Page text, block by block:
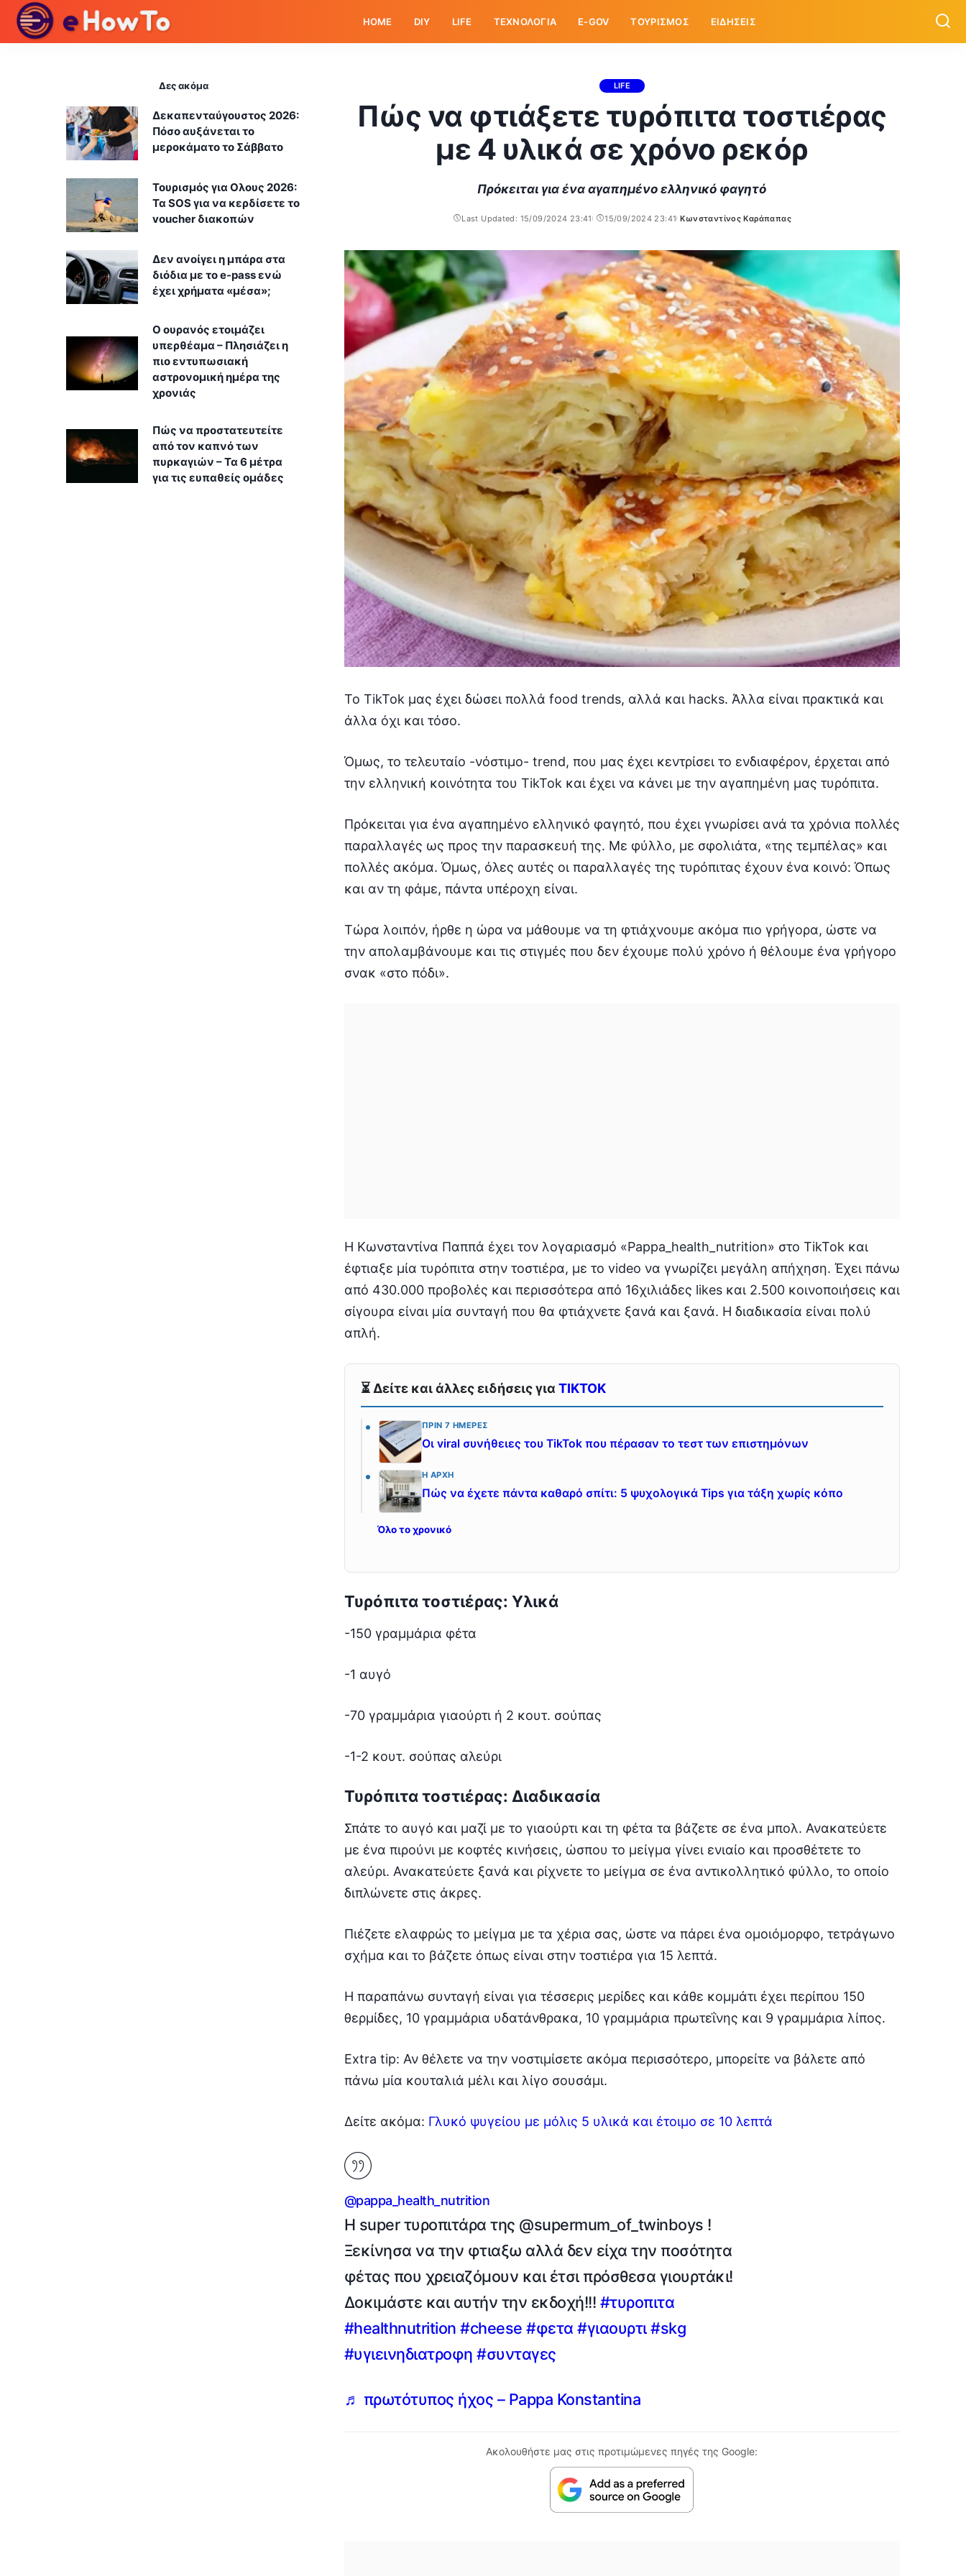
HOME DIY LIFE ΤΕΧΝΟΛΟΓΙΑ E-GOV ΤΟΥΡΙΣΜΟΣ ΕΙΔΗΣΕΙΣ
LIFE
Πώς να φτιάξετε τυρόπιτα τοστιέρας
με 4 υλικά σε χρόνο ρεκόρ
Πρόκειται για ένα αγαπημένο ελληνικό φαγητό
Last Updated: 15/09/2024 23:41 15/09/2024 23:41
Posted
Κωνσταντίνος Καράπαπας
Το TikTok μας έχει δώσει πολλά food trends, αλλά και hacks. Άλλα είναι πρακτικά και
άλλα όχι και τόσο.
Όμως, το τελευταίο -νόστιμο- trend, που μας έχει κεντρίσει το ενδιαφέρον, έρχεται από
την ελληνική κοινότητα του TikTok και έχει να κάνει με την αγαπημένη μας τυρόπιτα.
Πρόκειται για ένα αγαπημένο ελληνικό φαγητό, που έχει γνωρίσει ανά τα χρόνια πολλές
παραλλαγές ως προς την παρασκευή της. Με φύλλο, με σφολιάτα, «της τεμπέλας» και
πολλές ακόμα. Όμως, όλες αυτές οι παραλλαγές της τυρόπιτας έχουν ένα κοινό: Όπως
και αν τη φάμε, πάντα υπέροχη είναι.
Τώρα λοιπόν, ήρθε η ώρα να μάθουμε να τη φτιάχνουμε ακόμα πιο γρήγορα, ώστε να
την απολαμβάνουμε και τις στιγμές που δεν έχουμε πολύ χρόνο ή θέλουμε ένα γρήγορο
σνακ «στο πόδι».
Η Κωνσταντίνα Παππά έχει τον λογαριασμό «Pappa_health_nutrition» στο TikTok και
έφτιαξε μία τυρόπιτα στην τοστιέρα, με το video να γνωρίζει μεγάλη απήχηση. Έχει πάνω
από 430.000 προβολές και περισσότερα από 16χιλιάδες likes και 2.500 κοινοποιήσεις και
σίγουρα είναι μία συνταγή που θα φτιάχνετε ξανά και ξανά. Η διαδικασία είναι πολύ
απλή.
⏳ Δείτε και άλλες ειδήσεις γιαTIKTOK
ΠΡΙΝ 7 ΗΜΈΡΕΣ
Οι viral συνήθειες του TikTok που πέρασαν το τεστ των επιστημόνων
Η ΑΡΧΉ
Πώς να έχετε πάντα καθαρό σπίτι: 5 ψυχολογικά Tips για τάξη χωρίς κόπο
Όλο το χρονικό
Τυρόπιτα τοστιέρας: Υλικά
-150 γραμμάρια φέτα
-1 αυγό
-70 γραμμάρια γιαούρτι ή 2 κουτ. σούπας
-1-2 κουτ. σούπας αλεύρι
Τυρόπιτα τοστιέρας: Διαδικασία
Σπάτε το αυγό και μαζί με το γιαούρτι και τη φέτα τα βάζετε σε ένα μπολ. Ανακατεύετε
με ένα πιρούνι με κοφτές κινήσεις, ώσπου το μείγμα γίνει ενιαίο και προσθέτετε το
αλεύρι. Ανακατεύετε ξανά και ρίχνετε το μείγμα σε ένα αντικολλητικό φύλλο, το οποίο
διπλώνετε στις άκρες.
Πιέζετε ελαφρώς το μείγμα με τα χέρια σας, ώστε να πάρει ένα ομοιόμορφο, τετράγωνο
σχήμα και το βάζετε όπως είναι στην τοστιέρα για 15 λεπτά.
Η παραπάνω συνταγή είναι για τέσσερις μερίδες και κάθε κομμάτι έχει περίπου 150
θερμίδες, 10 γραμμάρια υδατάνθρακα, 10 γραμμάρια πρωτεΐνης και 9 γραμμάρια λίπος.
Extra tip: Αν θέλετε να την νοστιμίσετε ακόμα περισσότερο, μπορείτε να βάλετε από
πάνω μία κουταλιά μέλι και λίγο σουσάμι.
Δείτε ακόμα: Γλυκό ψυγείου με μόλις 5 υλικά και έτοιμο σε 10 λεπτά
@pappa_health_nutrition
Η super τυροπιτάρα της @supermum_of_twinboys !
Ξεκίνησα να την φτιαξω αλλά δεν είχα την ποσότητα
φέτας που χρειαζόμουν και έτσι πρόσθεσα γιουρτάκι!
Δοκιμάστε και αυτήν την εκδοχή!!! #τυροπιτα
#healthnutrition #cheese #φετα #γιαουρτι #skg
#υγιεινηδιατροφη #συνταγες
♬ πρωτότυπος ήχος – Pappa Konstantina
Ακολουθήστε μας στις προτιμώμενες πηγές της Google:
Δες ακόμα
Δεκαπενταύγουστος 2026:
Πόσο αυξάνεται το
μεροκάματο το Σάββατο
Τουρισμός για Ολους 2026:
Τα SOS για να κερδίσετε το
voucher διακοπών
Δεν ανοίγει η μπάρα στα
διόδια με το e-pass ενώ
έχει χρήματα «μέσα»;
Ο ουρανός ετοιμάζει
υπερθέαμα – Πλησιάζει η
πιο εντυπωσιακή
αστρονομική ημέρα της
χρονιάς
Πώς να προστατευτείτε
από τον καπνό των
πυρκαγιών – Τα 6 μέτρα
για τις ευπαθείς ομάδες